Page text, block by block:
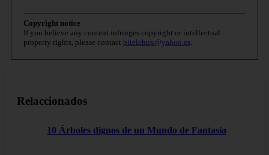
Copyright notice
If you believe any content infringes copyright or intellectual
property rights, please contact bitelchux@yahoo.es
Relaccionados
10 Árboles dignos de un Mundo de Fantasía